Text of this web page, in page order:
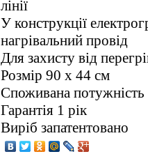
лінії
У конструкції
нагрівальний провід
Для захисту від
Розмір 90 x 44 см
Споживана
Гарантія 1 рік
Виріб запатентовано